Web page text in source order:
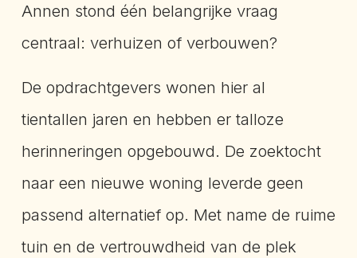
Annen stond één belangrijke vraag
centraal: verhuizen of verbouwen?
De opdrachtgevers wonen hier al
tientallen jaren en hebben er talloze
herinneringen opgebouwd. De zoektocht
naar een nieuwe woning leverde geen
passend alternatief op. Met name de ruime
tuin en de vertrouwdheid van de plek